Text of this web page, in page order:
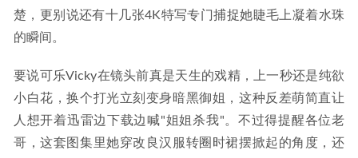
楚，更别说还有十几张4K特写专门捕捉她睫毛上凝着水珠
的瞬间。
要说可乐Vicky在镜头前真是天生的戏精，上一秒还是纯欲
小白花，换个打光立刻变身暗黑御姐，这种反差萌简直让
人想开着迅雷边下载边喊"姐姐杀我"。不过得提醒各位老
哥，这套图集里她穿改良汉服转圈时裙摆掀起的角度，还